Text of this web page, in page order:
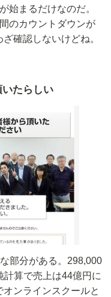
始まるだけなのだ。
のカウントダウンが
確認しないけどね。
たらしい
部分がある。298,000
計算で売上は44億円に
ンラインスクールと